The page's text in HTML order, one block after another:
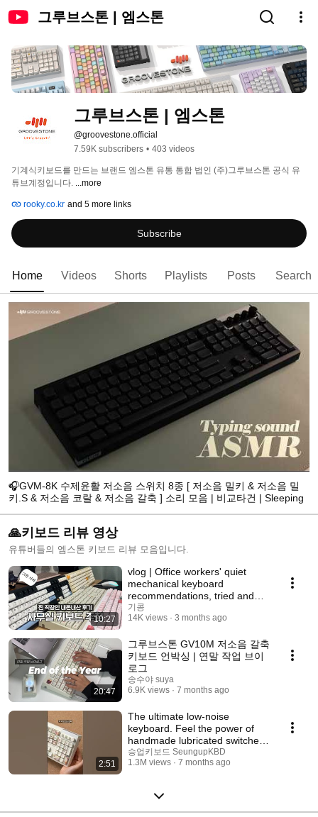
그루브스톤 | 엠스톤
그루브스톤 | 엠스톤
@groovestone.official
7.59K subscribers • 403 videos
기계식키보드를 만드는 브랜드 엠스톤 유통 통합 법인 (주)그루브스톤 공식 유
튜브계정입니다. ...more
rooky.co.kr and 5 more links
Subscribe
Home Videos Shorts Playlists Posts Search
🎧GVM-8K 수제윤활 저소음 스위치 8종 [ 저소음 밀키 & 저소음 밀
키.S & 저소음 코랄 & 저소음 갈축 ] 소리 모음 | 비교타건 | Sleeping
🙏키보드 리뷰 영상
유튜버들의 엠스톤 키보드 리뷰 모음입니다.
10:27
vlog | Office workers' quiet
mechanical keyboard
recommendations, tried and
tested | Aula, Keychr...
기콩
14K views
3 months ago
20:47
그루브스톤 GV10M 저소음 갈축
키보드 언박싱 | 연말 작업 브이
로그
송수야 suya
6.9K views
7 months ago
2:51
The ultimate low-noise
keyboard. Feel the power of
handmade lubricated switches
with the Groovest...
승업키보드 SeungupKBD
1.3M views
7 months ago